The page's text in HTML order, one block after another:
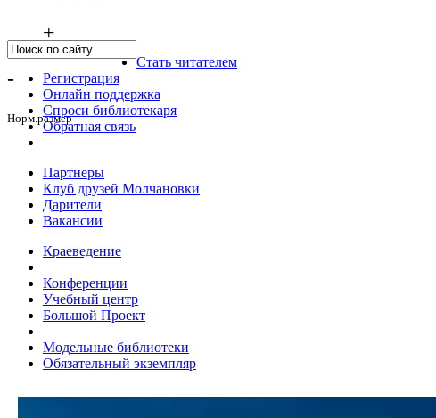
+
-
Норм.размер
Стать читателем
Регистрация
Онлайн поддержка
Спроси библиотекаря
Обратная связь
Партнеры
Клуб друзей Молчановки
Дарители
Вакансии
Краеведение
Конференции
Учебный центр
Большой Проект
Модельные библиотеки
Обязательный экземпляр